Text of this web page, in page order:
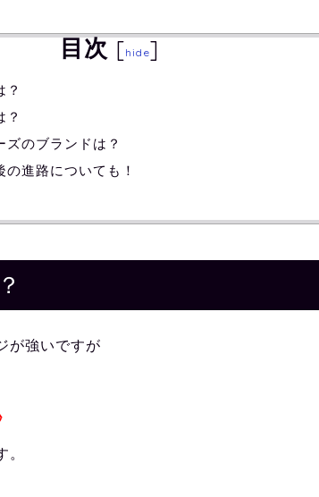
目次 [hide]
？
？
のブランドは？
進路についても！
が強いですが
。